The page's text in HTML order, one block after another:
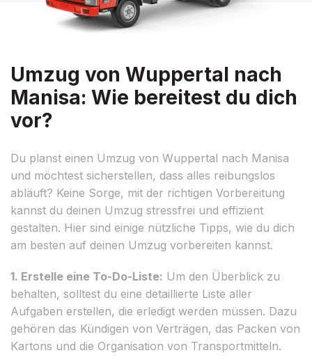
Umzug von Wuppertal nach
Manisa: Wie bereitest du dich
vor?
Du planst einen Umzug von Wuppertal nach Manisa
und möchtest sicherstellen, dass alles reibungslos
abläuft? Keine Sorge, mit der richtigen Vorbereitung
kannst du deinen Umzug stressfrei und effizient
gestalten. Hier sind einige nützliche Tipps, wie du dich
am besten auf deinen Umzug vorbereiten kannst.
1. Erstelle eine To-Do-Liste: Um den Überblick zu
behalten, solltest du eine detaillierte Liste aller
Aufgaben erstellen, die erledigt werden müssen. Dazu
gehören das Kündigen von Verträgen, das Packen von
Kartons und die Organisation von Transportmitteln.